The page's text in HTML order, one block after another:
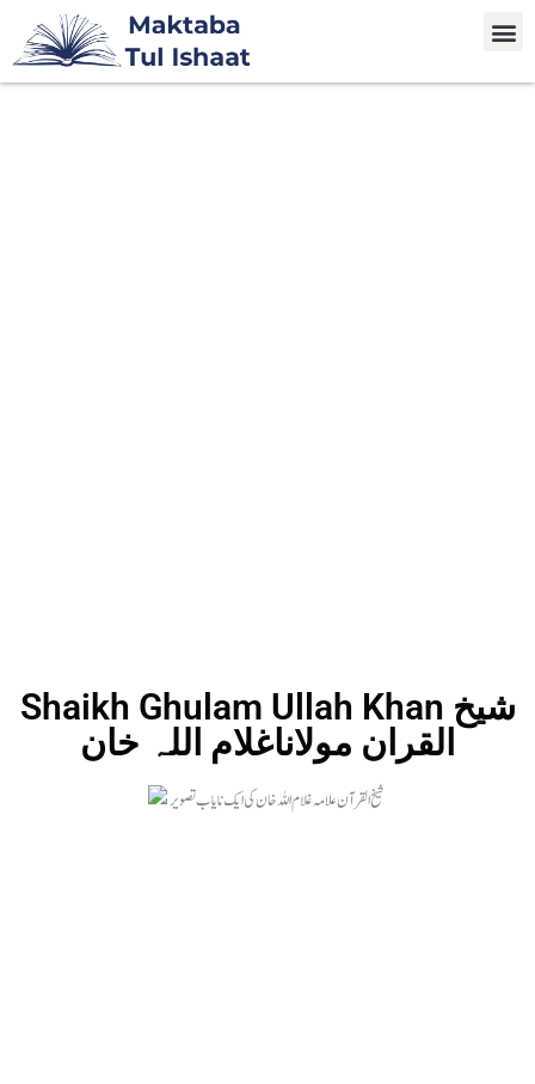
Shaikh Ghulam Ullah Khan شیخ
القران مولاناغلام اللہ خان